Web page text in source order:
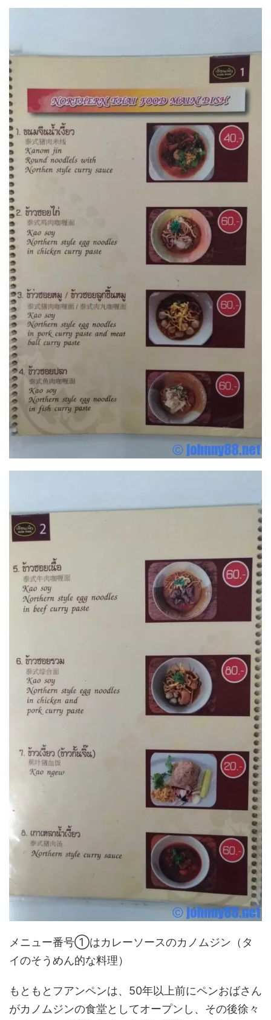
メニュー番号①はカレーソースのカノムジン（タ
イのそうめん的な料理）
もともとフアンペンは、50年以上前にペンおばさん
がカノムジンの食堂としてオープンし、その後徐々